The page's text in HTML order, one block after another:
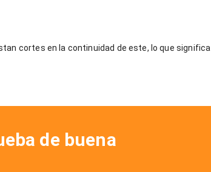
cortes en la continuidad de este, lo que significa
de buena